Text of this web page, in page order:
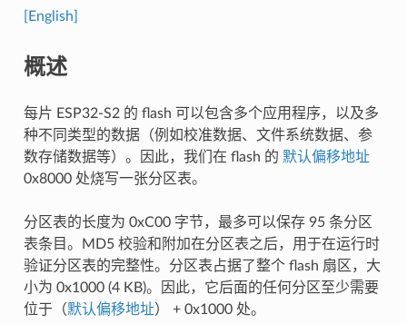
[English]
概述
每片 ESP32-S2 的 flash 可以包含多个应用程序，以及多
种不同类型的数据（例如校准数据、文件系统数据、参
数存储数据等）。因此，我们在 flash 的 默认偏移地址
0x8000 处烧写一张分区表。
分区表的长度为 0xC00 字节，最多可以保存 95 条分区
表条目。MD5 校验和附加在分区表之后，用于在运行时
验证分区表的完整性。分区表占据了整个 flash 扇区，大
小为 0x1000 (4 KB)。因此，它后面的任何分区至少需要
位于（默认偏移地址） + 0x1000 处。